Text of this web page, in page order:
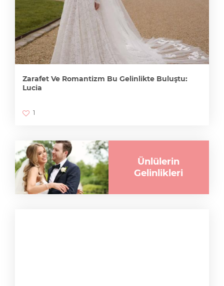
Zarafet Ve Romantizm Bu Gelinlikte Buluştu:
Lucia
1
Ünlülerin
Gelinlikleri